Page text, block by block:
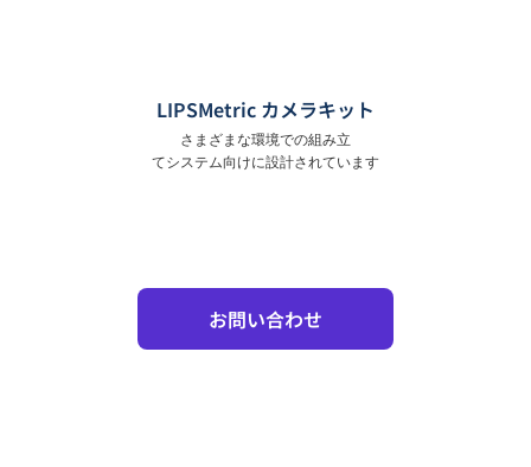
LIPSMetric カメラキット
さまざまな環境での組み立
てシステム向けに設計されています
お問い合わせ